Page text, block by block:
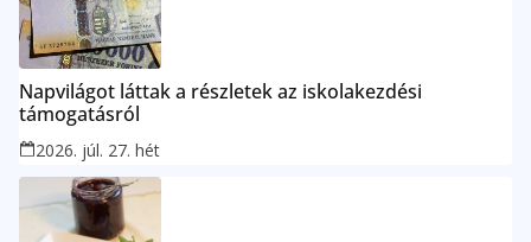
Napvilágot láttak a részletek az iskolakezdési
támogatásról
2026. júl. 27. hét